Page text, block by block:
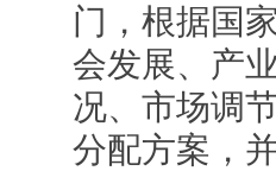
门，根据国
会发展、产
况、市场调
分配方案，